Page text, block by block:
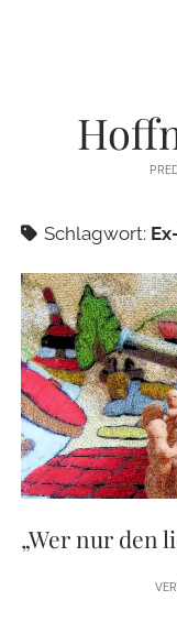
Schlagwort:
„Wer nur den